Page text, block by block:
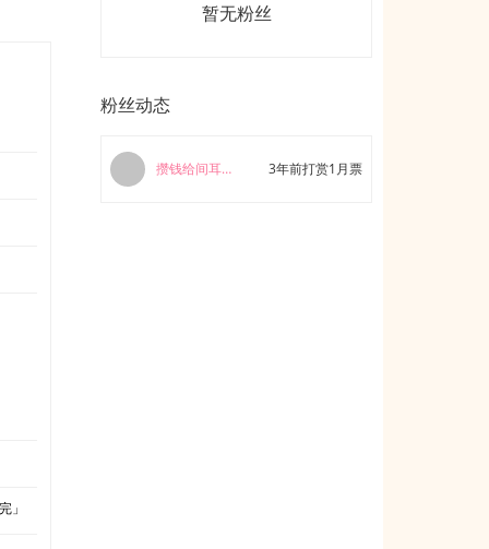
」
暂无粉丝
粉丝动态
攒钱给间耳买高跷 3年前打赏1月票